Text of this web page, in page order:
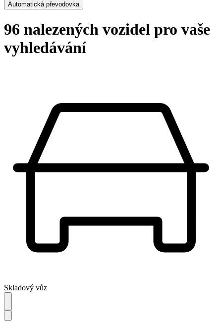
Automatická převodovka
96 nalezených vozidel pro vaše
vyhledávání
Skladový vůz